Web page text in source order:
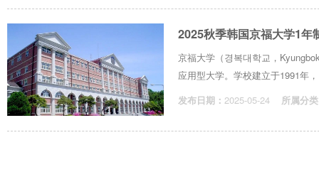
2025秋季韩国京福大学1年
京福大学（경복대학교，
应用型大学。学校建立于1991年
发布日期： 2025-05-24 所属分